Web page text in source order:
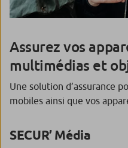
Assurez vos
multimédias et
Une solution d’assurance
mobiles ainsi que vos
SECUR’ Média